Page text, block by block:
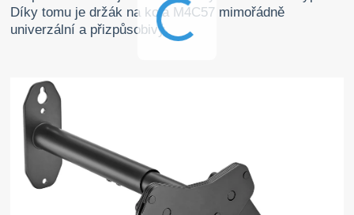
Díky tomu je držák na kola M4C57 mimořádně
univerzální a přizpůsobivý.